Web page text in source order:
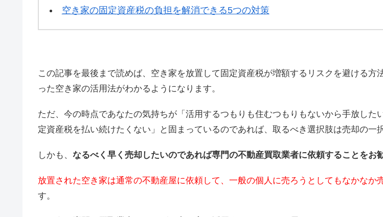
空き家の固定資産税の負担を解消できる5つの対策
この記事を最後まで読めば、空き家を放置して固定資産税が増額するリスクを避ける方
った空き家の活用法がわかるようになります。
ただ、今の時点であなたの気持ちが「活用するつもりも住むつもりもないから手放した
定資産税を払い続けたくない」と固まっているのであれば、取るべき選択肢は売却の一
しかも、 なるべく早く売却したいのであれば専門の不動産買取業者に依頼することをお
放置された空き家は通常の不動産屋に依頼して、一般の個人に売ろうとしてもなかなか
す。